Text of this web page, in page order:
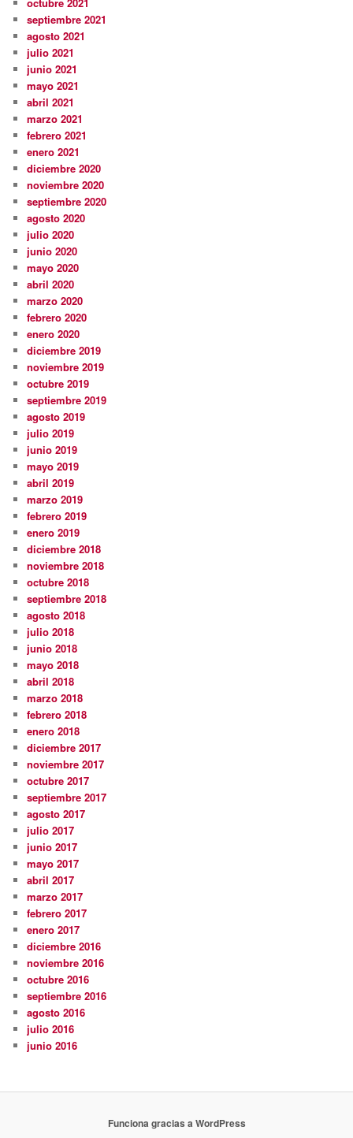
septiembre 2021
agosto 2021
julio 2021
junio 2021
mayo 2021
abril 2021
marzo 2021
febrero 2021
enero 2021
diciembre 2020
noviembre 2020
septiembre 2020
agosto 2020
julio 2020
junio 2020
mayo 2020
abril 2020
marzo 2020
febrero 2020
enero 2020
diciembre 2019
noviembre 2019
octubre 2019
septiembre 2019
agosto 2019
julio 2019
junio 2019
mayo 2019
abril 2019
marzo 2019
febrero 2019
enero 2019
diciembre 2018
noviembre 2018
octubre 2018
septiembre 2018
agosto 2018
julio 2018
junio 2018
mayo 2018
abril 2018
marzo 2018
febrero 2018
enero 2018
diciembre 2017
noviembre 2017
octubre 2017
septiembre 2017
agosto 2017
julio 2017
junio 2017
mayo 2017
abril 2017
marzo 2017
febrero 2017
enero 2017
diciembre 2016
noviembre 2016
octubre 2016
septiembre 2016
agosto 2016
julio 2016
junio 2016
Funciona gracias a WordPress